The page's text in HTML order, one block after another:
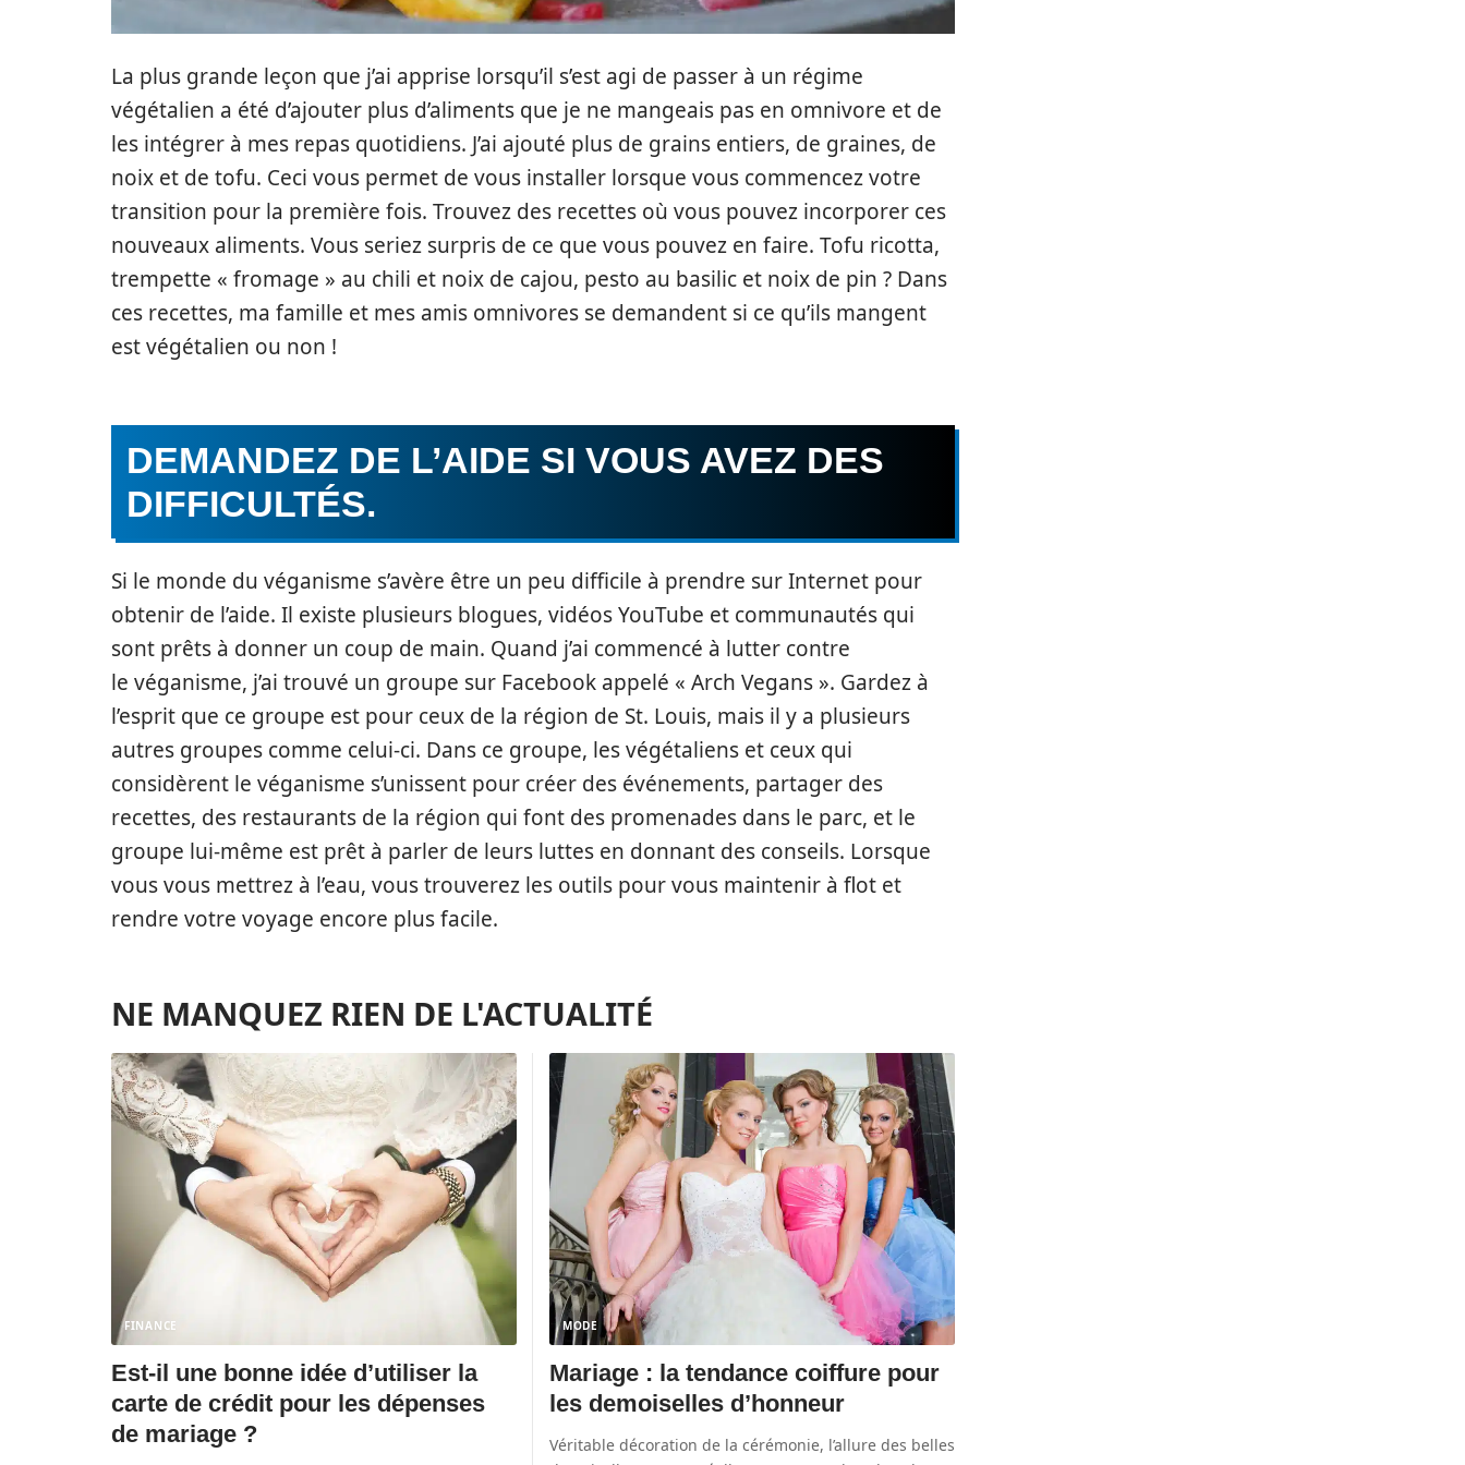
La plus grande leçon que j’ai apprise lorsqu’il s’est agi de passer à un régime
végétalien a été d’ajouter plus d’aliments que je ne mangeais pas en omnivore et de
les intégrer à mes repas quotidiens. J’ai ajouté plus de grains entiers, de graines, de
noix et de tofu. Ceci vous permet de vous installer lorsque vous commencez votre
transition pour la première fois. Trouvez des recettes où vous pouvez incorporer ces
nouveaux aliments. Vous seriez surpris de ce que vous pouvez en faire. Tofu ricotta,
trempette « fromage » au chili et noix de cajou, pesto au basilic et noix de pin ? Dans
ces recettes, ma famille et mes amis omnivores se demandent si ce qu’ils mangent
est végétalien ou non !
DEMANDEZ DE L’AIDE SI VOUS AVEZ DES
DIFFICULTÉS.
Si le monde du véganisme s’avère être un peu difficile à prendre sur Internet pour
obtenir de l’aide. Il existe plusieurs blogues, vidéos YouTube et communautés qui
sont prêts à donner un coup de main. Quand j’ai commencé à lutter contre
le véganisme, j’ai trouvé un groupe sur Facebook appelé « Arch Vegans ». Gardez à
l’esprit que ce groupe est pour ceux de la région de St. Louis, mais il y a plusieurs
autres groupes comme celui-ci. Dans ce groupe, les végétaliens et ceux qui
considèrent le véganisme s’unissent pour créer des événements, partager des
recettes, des restaurants de la région qui font des promenades dans le parc, et le
groupe lui-même est prêt à parler de leurs luttes en donnant des conseils. Lorsque
vous vous mettrez à l’eau, vous trouverez les outils pour vous maintenir à flot et
rendre votre voyage encore plus facile.
NE MANQUEZ RIEN DE L'ACTUALITÉ
FINANCE
Est-il une bonne idée d’utiliser la
carte de crédit pour les dépenses
de mariage ?
MODE
Mariage : la tendance coiffure pour
les demoiselles d’honneur
Véritable décoration de la cérémonie, l’allure des belles